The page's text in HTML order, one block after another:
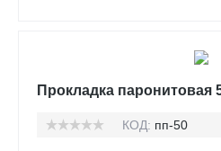
Прокладка паронитовая
КОД: пп-50